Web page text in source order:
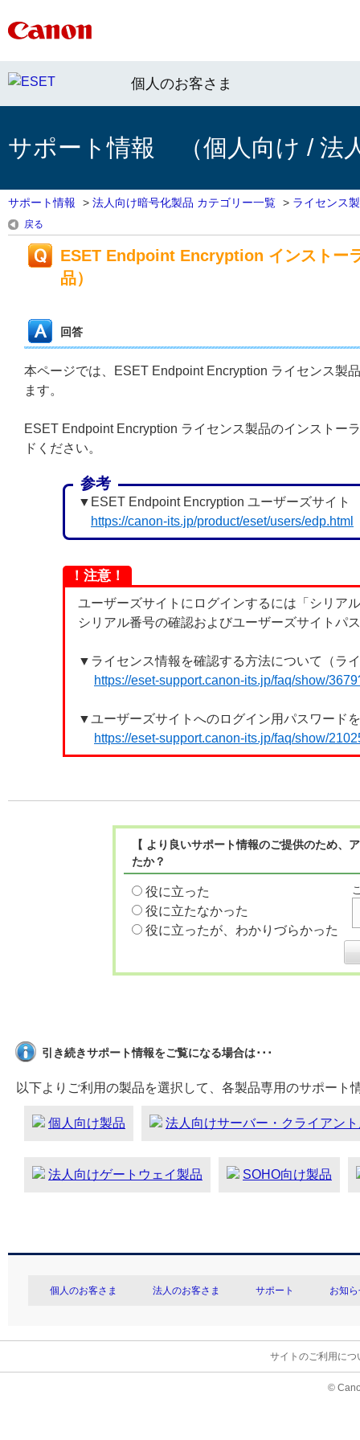
個人のお客さま
サポート情報 （個人向け / 法
サポート情報 > 法人向け暗号化製品 カテゴリー一覧 > ライセンス
戻る
ESET Endpoint Encryption インストー
品）
回答
本ページでは、ESET Endpoint Encryption ライセンス製
ます。
ESET Endpoint Encryption ライセンス製品のインストー
ドください。
参考
▼ESET Endpoint Encryption ユーザーズサイト
https://canon-its.jp/product/eset/users/edp.html
！注意！
ユーザーズサイトにログインするには「シリア
シリアル番号の確認およびユーザーズサイトパ
▼ライセンス情報を確認する方法について（ラ
https://eset-support.canon-its.jp/faq/show/
▼ユーザーズサイトへのログイン用パスワード
https://eset-support.canon-its.jp/faq/show/
【 より良いサポート情報のご提供のため
たか？
役に立った
役に立たなかった
役に立ったが、わかりづらかった
引き続きサポート情報をご覧になる場合は･･･
以下よりご利用の製品を選択して、各製品専用のサポート
個人向け製品 法人向けサーバー・クライアン
法人向けゲートウェイ製品 SOHO向け製品
個人のお客さま 法人のお客さま サポート お知
サイトのご利用につ
©